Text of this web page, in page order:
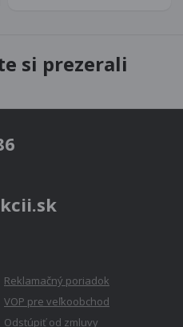
si prezerali
Reklamačný poriadok
VOP pre veľkoobchod
Odstúpiť od zmluvy